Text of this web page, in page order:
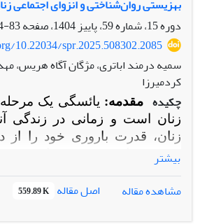
بهزیستی روان‌شناختی و انزوای اجتماعی
دوره 15، شماره 59، پاییز 1404، صفحه
83-94
10.22034/spr.2025.508302.2085
سمیه درمند اباتری، مژگان آگاه هریس،
کردمیرزا
چکیده
مقدمه: یائسگی یک
زنان است و زمانی در زندگی
زنان، قدرت باروری خود را از
پژوهش با هدف تعیین
روانشناختی و انزوای اجتماعی
بیشتر
مشاهده مقاله
اصل مقاله 559.89 K